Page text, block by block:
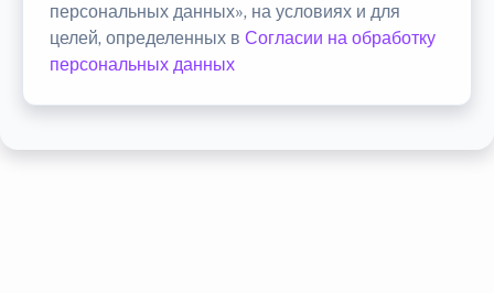
персональных данных», на условиях и для
целей, определенных в Согласии на обработку
персональных данных